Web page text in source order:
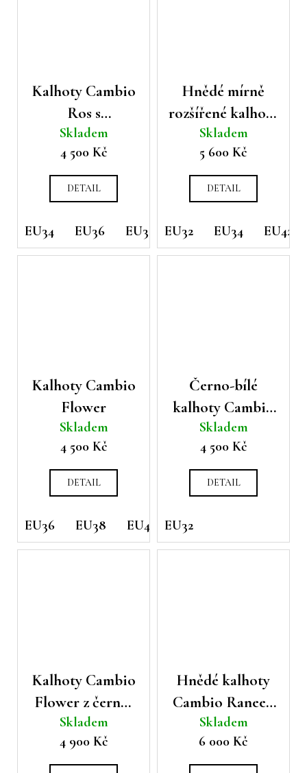
Kalhoty Cambio
Ros s
geometrickým
vzorem
Skladem
4 500 Kč
DETAIL
EU34 EU36 EU38 EU42 EU44
Hnědé mírně
rozšířené kalhoty
Cambio Ranee s
geometrickým
vzorem
Skladem
5 600 Kč
DETAIL
EU32 EU34 EU42
Kalhoty Cambio
Flower
Skladem
4 500 Kč
DETAIL
EU36 EU38 EU42 EU44
Černo-bílé
kalhoty Cambio
Ranee s
geometrickým
vzorem
Skladem
4 500 Kč
DETAIL
EU32
Kalhoty Cambio
Flower z černo-
hnědým vzorem
Skladem
4 900 Kč
Hnědé kalhoty
Cambio Ranee s
ardeco vzorem
Skladem
6 000 Kč